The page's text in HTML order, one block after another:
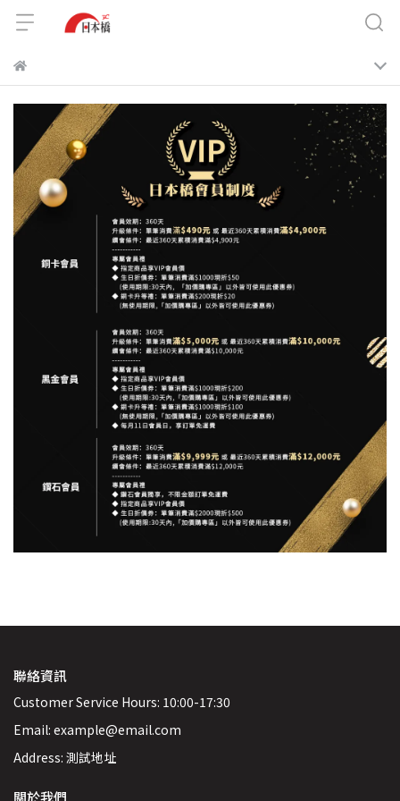
聯絡資訊
Customer Service Hours: 10:00-17:30
Email: example@email.com
Address: 測試地址
關於我們